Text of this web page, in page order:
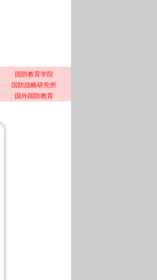
国防教育学院
国防战略研究所
国外国防教育